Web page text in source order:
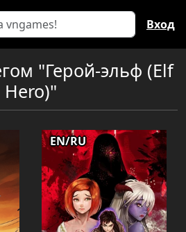
Вход
"Герой-эльф (Elf
Hero)"
EN/RU